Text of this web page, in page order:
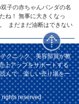
子の赤ちゃんパンダの名
ね！ 無事に大きくなっ
まだまだ油断はできない
クニック、美容部員が教
上アップをサポートする
んで、楽しい売り場を一
reserved